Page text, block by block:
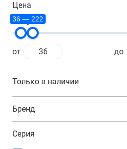
Цена
36 — 222
от до
Только в наличии
Бренд
Серия